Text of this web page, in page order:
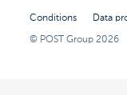
Conditions Data
© POST Group2026